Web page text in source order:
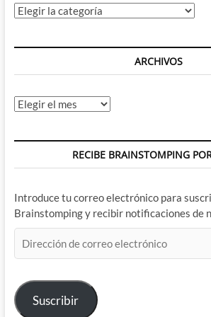
Categorías
ARCHIVOS
Archivos
RECIBE BRAINSTOMPING
Introduce tu correo electrónico para
Brainstomping y recibir notificaciones de
de
electrónico
Suscribir